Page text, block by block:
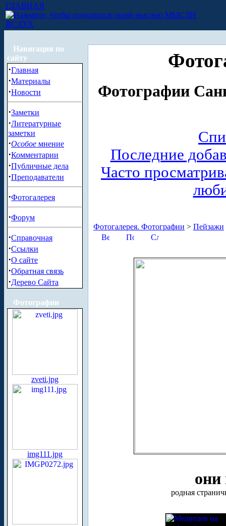
ГЛАВНАЯ
МЫСЛИ
ВСЛУХ
Навигация по
сайту
·Главная
·Материалы
·Новости
·Заметки
·Литературные
заметки
·Особое мнение
·Комментарии
·Публичные дела
·Преподаватели
·Фотогалерея
·Форум
·Справочная
·Ссылки
·О сайте
·Обратная связь
·Дерево Сайта
Фотографии
zveti.jpg
img111.jpg
Фотографии
Последние
Часто
Фотогалерея. Фотографии > Пейзажи
родная